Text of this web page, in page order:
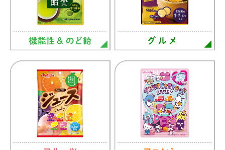
緑茶のど飴
ダイエットココア ブランドサイト
皮いいでしょ？ ブランドサイト
いたわりプラスブランドサイト
ノンシュガー長命草のど飴ブランドサイト
贅沢なグミ ブランドサイト